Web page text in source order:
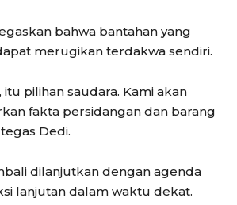
bahwa bantahan yang
merugikan terdakwa sendiri.
itu pilihan saudara. Kami akan
fakta persidangan dan barang
Dedi.
dilanjutkan dengan agenda
lanjutan dalam waktu dekat.